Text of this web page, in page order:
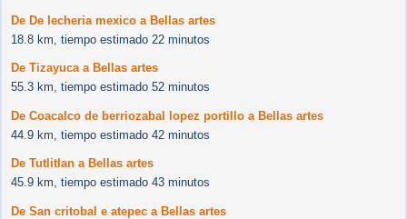
De De lecheria mexico a Bellas artes
18.8 km, tiempo estimado 22 minutos
De Tizayuca a Bellas artes
55.3 km, tiempo estimado 52 minutos
De Coacalco de berriozabal lopez portillo a Bellas artes
44.9 km, tiempo estimado 42 minutos
De Tutlitlan a Bellas artes
45.9 km, tiempo estimado 43 minutos
De San critobal e atepec a Bellas artes